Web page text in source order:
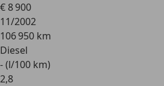
€ 8 900
11/2002
106 950 km
Diesel
- (l/100 km)
2,8